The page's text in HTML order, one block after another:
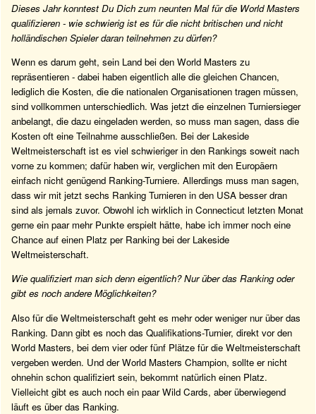
Dieses Jahr konntest Du Dich zum neunten Mal für die World Masters
qualifizieren - wie schwierig ist es für die nicht britischen und nicht
holländischen Spieler daran teilnehmen zu dürfen?
Wenn es darum geht, sein Land bei den World Masters zu
repräsentieren - dabei haben eigentlich alle die gleichen Chancen,
lediglich die Kosten, die die nationalen Organisationen tragen müssen,
sind vollkommen unterschiedlich. Was jetzt die einzelnen Turniersieger
anbelangt, die dazu eingeladen werden, so muss man sagen, dass die
Kosten oft eine Teilnahme ausschließen. Bei der Lakeside
Weltmeisterschaft ist es viel schwieriger in den Rankings soweit nach
vorne zu kommen; dafür haben wir, verglichen mit den Europäern
einfach nicht genügend Ranking-Turniere. Allerdings muss man sagen,
dass wir mit jetzt sechs Ranking Turnieren in den USA besser dran
sind als jemals zuvor. Obwohl ich wirklich in Connecticut letzten Monat
gerne ein paar mehr Punkte erspielt hätte, habe ich immer noch eine
Chance auf einen Platz per Ranking bei der Lakeside
Weltmeisterschaft.
Wie qualifiziert man sich denn eigentlich? Nur über das Ranking oder
gibt es noch andere Möglichkeiten?
Also für die Weltmeisterschaft geht es mehr oder weniger nur über das
Ranking. Dann gibt es noch das Qualifikations-Turnier, direkt vor den
World Masters, bei dem vier oder fünf Plätze für die Weltmeisterschaft
vergeben werden. Und der World Masters Champion, sollte er nicht
ohnehin schon qualifiziert sein, bekommt natürlich einen Platz.
Vielleicht gibt es auch noch ein paar Wild Cards, aber überwiegend
läuft es über das Ranking.